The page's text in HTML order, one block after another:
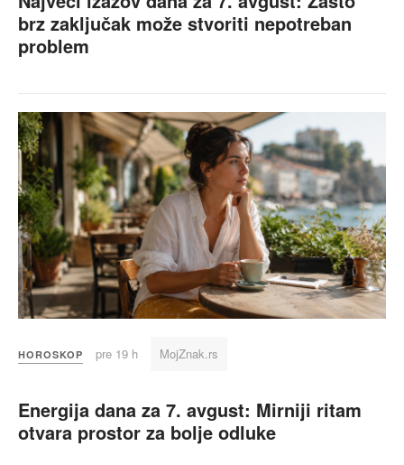
brz zaključak može stvoriti nepotreban
problem
HOROSKOP pre 19 h MojZnak.rs
Energija dana za 7. avgust: Mirniji ritam
otvara prostor za bolje odluke